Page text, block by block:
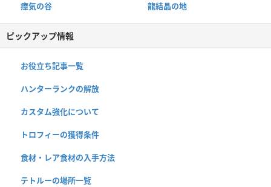
瘴気の谷 龍結晶の地
ピックアップ情報
お役立ち記事一覧
ハンターランクの解放
カスタム強化について
トロフィーの獲得条件
食材・レア食材の入手方法
テトルーの場所一覧